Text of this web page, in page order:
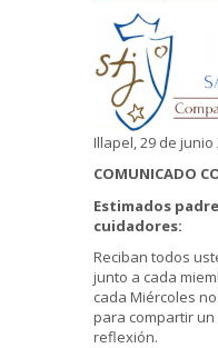
Illapel, 29 de junio
COMUNICADO
Estimados
cuidadores:
Reciban todos
junto a cada
cada Miércoles
para compartir
reflexión.